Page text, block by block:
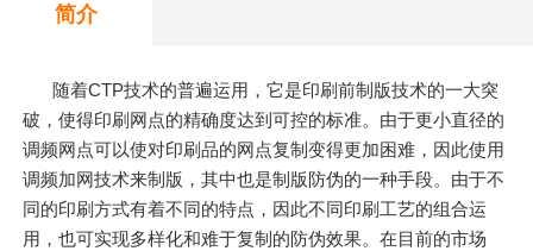
简介
随着CTP技术的普遍运用，它是印刷前制版技术的一大突
破，使得印刷网点的精确度达到可控的标准。由于更小直径的
调频网点可以使对印刷品的网点复制变得更加困难，因此使用
调频加网技术来制版，其中也是制版防伪的一种手段。由于不
同的印刷方式有着不同的特点，因此不同印刷工艺的组合运
用，也可实现多样化和难于复制的防伪效果。在目前的市场